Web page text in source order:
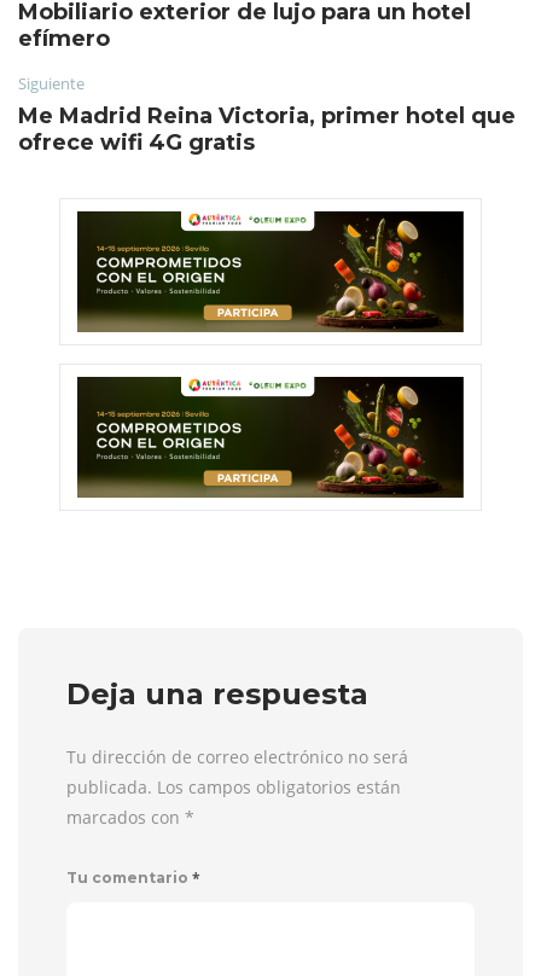
Mobiliario exterior de lujo para un hotel
efímero
Siguiente
Me Madrid Reina Victoria, primer hotel que
ofrece wifi 4G gratis
Deja una respuesta
Tu dirección de correo electrónico no será
publicada. Los campos obligatorios están
marcados con *
Tu comentario *